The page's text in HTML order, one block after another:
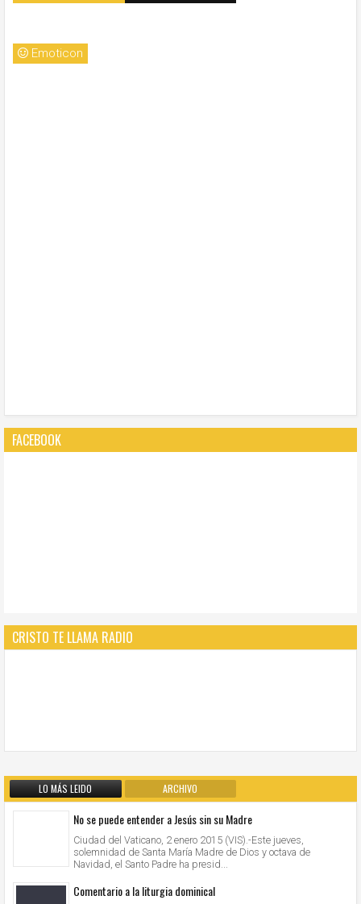
Emoticon
FACEBOOK
CRISTO TE LLAMA RADIO
LO MÁS LEIDO ARCHIVO
No se puede entender a Jesús sin su Madre
Ciudad del Vaticano, 2 enero 2015 (VIS).-Este jueves,
solemnidad de Santa María Madre de Dios y octava de
Navidad, el Santo Padre ha presid...
Comentario a la liturgia dominical